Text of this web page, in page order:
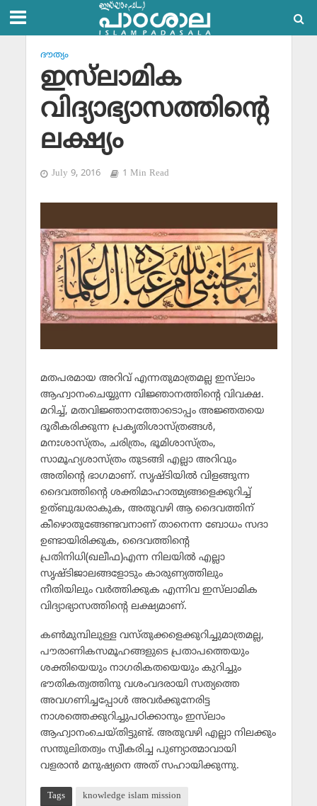
ദൗത്യം
ഇസ്‌ലാമിക
വിദ്യാഭ്യാസത്തിന്റെ
ലക്ഷ്യം
July 9, 2016 1 Min Read
മതപരമായ അറിവ് എന്നതുമാത്രമല്ല ഇസ്‌ലാം
ആഹ്വാനംചെയ്യുന്ന വിജ്ഞാനത്തിന്റെ വിവക്ഷ.
മറിച്ച്, മതവിജ്ഞാനത്തോടൊപ്പം അജ്ഞതയെ
ദൂരീകരിക്കുന്ന പ്രകൃതിശാസ്ത്രങ്ങള്‍,
മനഃശാസ്ത്രം, ചരിത്രം, ഭൂമിശാസ്ത്രം,
സാമൂഹ്യശാസ്ത്രം തുടങ്ങി എല്ലാ അറിവും
അതിന്റെ ഭാഗമാണ്. സൃഷ്ടിയില്‍ വിളങ്ങുന്ന
ദൈവത്തിന്റെ ശക്തിമാഹാത്മ്യങ്ങളെക്കുറിച്ച്
ഉത്ബുദ്ധരാകുക, അതുവഴി ആ ദൈവത്തിന്
കീഴൊതുങ്ങേണ്ടവനാണ് താനെന്ന ബോധം സദാ
ഉണ്ടായിരിക്കുക, ദൈവത്തിന്റെ
പ്രതിനിധി(ഖലീഫ)എന്ന നിലയില്‍ എല്ലാ
സൃഷ്ടിജാലങ്ങളോടും കാരുണ്യത്തിലും
നീതിയിലും വര്‍ത്തിക്കുക എന്നിവ ഇസ്‌ലാമിക
വിദ്യാഭ്യാസത്തിന്റെ ലക്ഷ്യമാണ്.
കണ്‍മുമ്പിലുള്ള വസ്തുക്കളെക്കുറിച്ചുമാത്രമല്ല,
പൗരാണികസമൂഹങ്ങളുടെ പ്രതാപത്തെയും
ശക്തിയെയും നാഗരികതയെയും കുറിച്ചും
ഭൗതികത്വത്തിനു വശംവദരായി സത്യത്തെ
അവഗണിച്ചപ്പോള്‍ അവര്‍ക്കുനേരിട്ട
നാശത്തെക്കുറിച്ചുപഠിക്കാനും ഇസ്‌ലാം
ആഹ്വാനംചെയ്തിട്ടുണ്ട്. അതുവഴി എല്ലാ നിലക്കും
സന്തുലിതത്വം സ്വീകരിച്ച പുണ്യാത്മാവായി
വളരാന്‍ മനുഷ്യനെ അത് സഹായിക്കുന്നു.
Tags knowledge islam mission